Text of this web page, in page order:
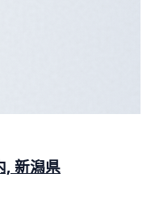
, 新潟県